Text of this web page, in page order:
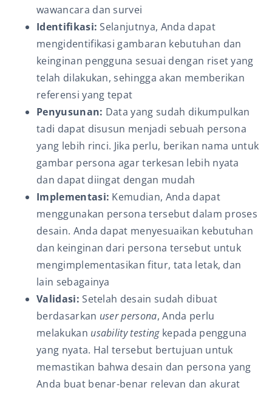
wawancara dan survei
Identifikasi:Selanjutnya, Anda dapat
mengidentifikasi gambaran kebutuhan dan
keinginan pengguna sesuai dengan riset yang
telah dilakukan, sehingga akan memberikan
referensi yang tepat
Penyusunan: Data yang sudah dikumpulkan
tadi dapat disusun menjadi sebuah persona
yang lebih rinci. Jika perlu, berikan nama untuk
gambar persona agar terkesan lebih nyata
dan dapat diingat dengan mudah
Implementasi: Kemudian, Anda dapat
menggunakan persona tersebut dalam proses
desain. Anda dapat menyesuaikan kebutuhan
dan keinginan dari persona tersebut untuk
mengimplementasikan fitur, tata letak, dan
lain sebagainya
Validasi:Setelah desain sudah dibuat
berdasarkan user persona, Anda perlu
melakukan usability testingkepada pengguna
yang nyata. Hal tersebut bertujuan untuk
memastikan bahwa desain dan persona yang
Anda buat benar-benar relevan dan akurat